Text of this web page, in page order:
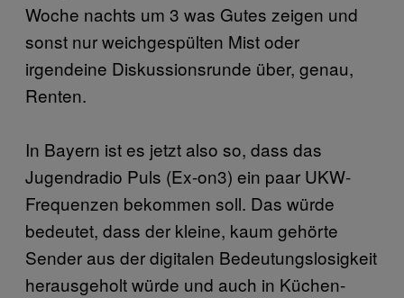
Woche nachts um 3 was Gutes zeigen und
sonst nur weichgespülten Mist oder
irgendeine Diskussionsrunde über, genau,
Renten.
In Bayern ist es jetzt also so, dass das
Jugendradio Puls (Ex-on3) ein paar UKW-
Frequenzen bekommen soll. Das würde
bedeutet, dass der kleine, kaum gehörte
Sender aus der digitalen Bedeutungslosigkeit
herausgeholt würde und auch in Küchen-